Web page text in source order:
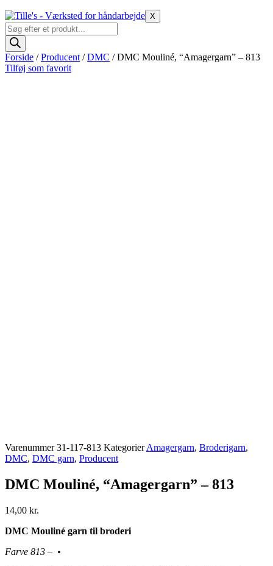
X
Products
search
Forside /Producent /DMC / DMC Mouliné, “Amagergarn” – 813
Tilføj som favorit
Varenummer31-117-813 Kategorier Amagergarn, Broderigarn,
DMC, DMC garn, Producent
DMC Mouliné, “Amagergarn” – 813
14,00 kr.
DMC Mouliné garn til broderi
Farve 813 – •